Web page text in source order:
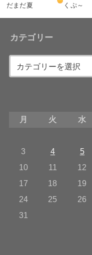
だまだ夏
くぷ～
カテゴリー
月
火 水
3
4 5
10
11 12
17
18 19
24
25 26
31